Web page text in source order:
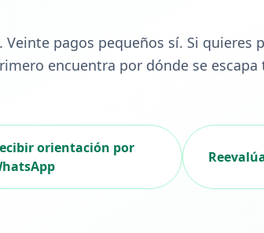
pagos pequeños sí. Si quieres
encuentra por dónde se escapa
orientación por